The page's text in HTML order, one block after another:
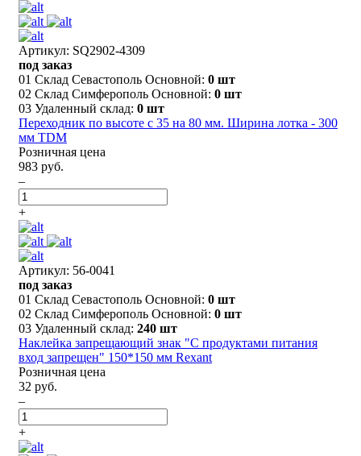
Артикул: SQ2902-4309
под заказ
01 Склад Севастополь Основной: 0 шт
02 Склад Симферополь Основной: 0 шт
03 Удаленный склад: 0 шт
Переходник по высоте с 35 на 80 мм. Ширина лотка - 300
мм TDM
Розничная цена
983 руб.
–
+
Артикул: 56-0041
под заказ
01 Склад Севастополь Основной: 0 шт
02 Склад Симферополь Основной: 0 шт
03 Удаленный склад: 240 шт
Наклейка запрещающий знак "С продуктами питания
вход запрещен" 150*150 мм Rexant
Розничная цена
32 руб.
–
+